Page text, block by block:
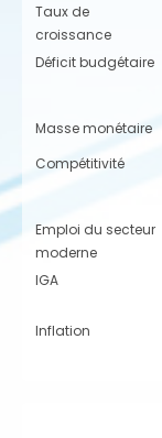
Taux de
croissance
Déficit budgétaire
Masse monétaire
Compétitivité
Emploi du secteur
moderne
IGA
Inflation